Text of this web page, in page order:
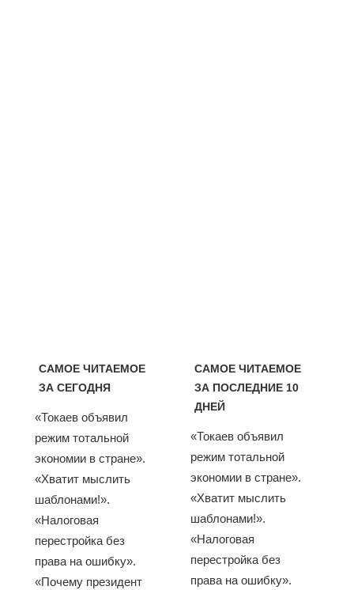
САМОЕ ЧИТАЕМОЕ
ЗА СЕГОДНЯ
«Токаев объявил
режим тотальной
экономии в стране».
«Хватит мыслить
шаблонами!».
«Налоговая
перестройка без
права на ошибку».
«Почему президент
САМОЕ ЧИТАЕМОЕ
ЗА ПОСЛЕДНИЕ 10
ДНЕЙ
«Токаев объявил
режим тотальной
экономии в стране».
«Хватит мыслить
шаблонами!».
«Налоговая
перестройка без
права на ошибку».